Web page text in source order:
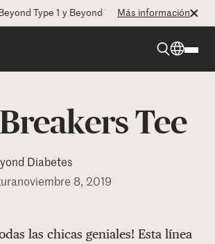
Type 1 y Beyond Type 2! La CEO Deborah
Más información
Tee
Diabetes
noviembre 8, 2019
las chicas geniales! Esta línea